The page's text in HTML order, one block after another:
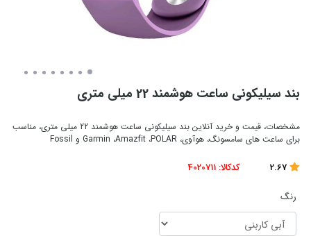
بند سیلیکونی ساعت هوشمند 22 میلی متری
مشخصات، قیمت و خرید آنلاین بند سیلیکونی ساعت هوشمند 22 میلی متری، مناسب
برای ساعت های سامسونگ، هوآوی، Garmin ،Amazfit ،POLAR و Fossil
کدکالا: 4020711
رنگ